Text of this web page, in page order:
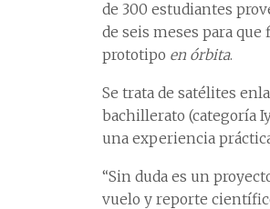
de 300 estudiantes
de seis meses para
prototipo en órbita.
Se trata de satélites
bachillerato (categoría
una experiencia
“Sin duda es un
vuelo y reporte